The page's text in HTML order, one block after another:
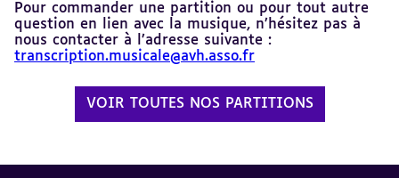
Pour commander une partition ou pour tout autre
question en lien avec la musique, n’hésitez pas à
nous contacter à l’adresse suivante :
transcription.musicale@avh.asso.fr
VOIR TOUTES NOS PARTITIONS